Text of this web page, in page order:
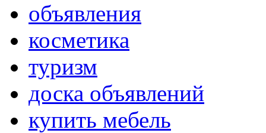
объявления
косметика
туризм
доска объявлений
купить мебель